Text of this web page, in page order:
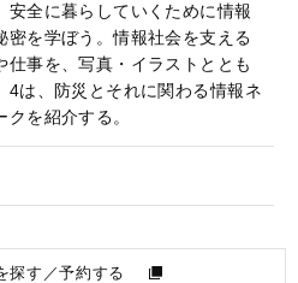
安全に暮らしていくために情報
密を学ぼう。情報社会を支える
仕事を、写真・イラストととも
4は、防災とそれに関わる情報ネ
クを紹介する。
探す／予約する